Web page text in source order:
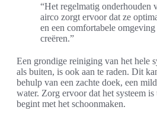
“Het regelmatig onderhouden
airco zorgt ervoor dat ze
en een comfortabele
creëren.”
Een grondige reiniging van het hele
als buiten, is ook aan te raden. Dit
behulp van een zachte doek, een
water. Zorg ervoor dat het systeem
begint met het schoonmaken.